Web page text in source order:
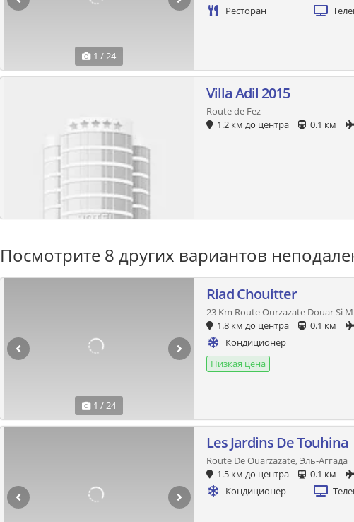
1 / 24
Ресторан
Villa Adil 2015
Route de Fez
1.2 км до центра
0.1 км
Посмотрите 8 других вариантов
1 / 24
Riad Chouitter
23 Km Route Ourzazate Douar Si
1.8 км до центра
0.1 км
Кондиционер
Низкая цена
Les Jardins De Touhina
Route De Ouarzazate, Эль-Аггада
1.5 км до центра
0.1 км
Кондиционер